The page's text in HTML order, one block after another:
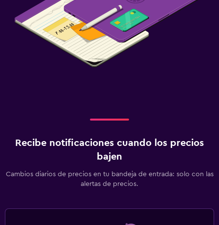
Recibe notificaciones cuando los precios
bajen
Cambios diarios de precios en tu bandeja de entrada: solo con las
alertas de precios.